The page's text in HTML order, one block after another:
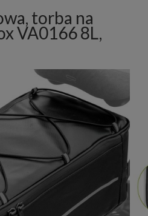
torba na
VA0166 8L,